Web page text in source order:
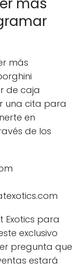
más
de caja
una cita para
en
de los
Exotics para
exclusivo
pregunta que
estará